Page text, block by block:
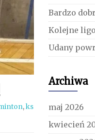
,ks
Bardzo
Kolejne
Udany
Archiwa
maj 2026
kwiecień